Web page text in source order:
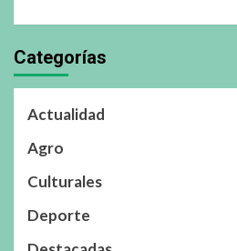
Categorías
Actualidad
Agro
Culturales
Deporte